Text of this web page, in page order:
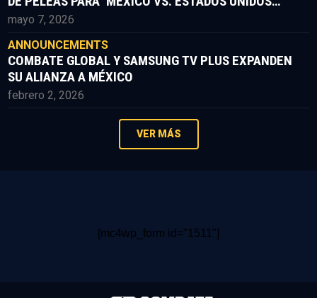
PARTE II’
mayo 7, 2026
ANNOUNCEMENTS
COMBATE GLOBAL Y SAMSUNG TV PLUS EXPANDEN
SU ALIANZA A MÉXICO
febrero 2, 2026
VER MÁS
[mc4wp_form id="1511"]